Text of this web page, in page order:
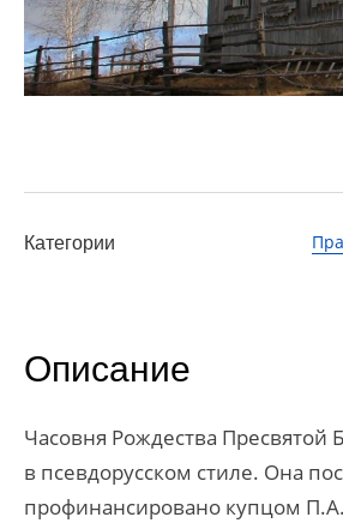
Категории
Описание
Часовня Рождества Пресвятой
в псевдорусском стиле. Она
профинансировано купцом